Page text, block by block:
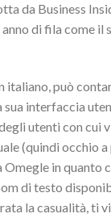
da Business
di fila come il
italiano, può
interfaccia
utenti con cui
(quindi occhio
Omegle in quanto
di testo
la casualità, ti